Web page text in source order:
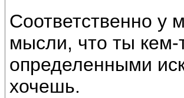
Соответственно у
мысли, что ты кем-
определенными
хочешь.